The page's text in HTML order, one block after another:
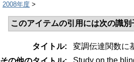
2008年度 >
このアイテムの引用には次の識
タイトル:
変調伝達関数に
Study on the